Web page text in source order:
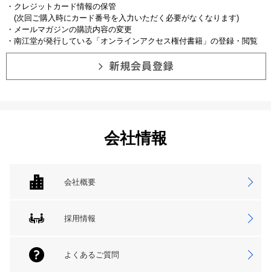
・クレジットカード情報の保管
(次回ご購入時にカード番号を入力いただく必要がなくなります)
・メールマガジンの購読内容の変更
・南江堂が発行している「オンラインアクセス権付書籍」の登録・閲覧
会社情報
会社概要
採用情報
よくあるご質問